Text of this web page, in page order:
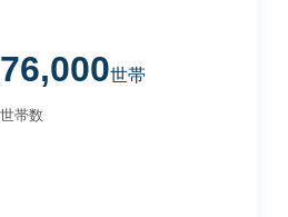
76,000世帯
世帯数